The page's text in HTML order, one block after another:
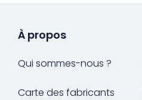
À propos
Qui sommes-nous ?
Carte des fabricants